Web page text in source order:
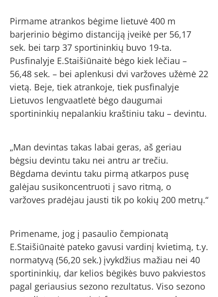
Pirmame atrankos bėgime lietuvė 400 m
barjerinio bėgimo distanciją įveikė per 56,17
sek. bei tarp 37 sportininkių buvo 19-ta.
Pusfinalyje E.Staišiūnaitė bėgo kiek lėčiau –
56,48 sek. – bei aplenkusi dvi varžoves užėmė 22
vietą. Beje, tiek atrankoje, tiek pusfinalyje
Lietuvos lengvaatletė bėgo daugumai
sportininkių nepalankiu kraštiniu taku – devintu.
„Man devintas takas labai geras, aš geriau
bėgsiu devintu taku nei antru ar trečiu.
Bėgdama devintu taku pirmą atkarpos pusę
galėjau susikoncentruoti į savo ritmą, o
varžoves pradėjau jausti tik po kokių 200 metrų.“
Primename, jog į pasaulio čempionatą
E.Staišiūnaitė pateko gavusi vardinį kvietimą, t.y.
normatyvą (56,20 sek.) įvykdžius mažiau nei 40
sportininkių, dar kelios bėgikės buvo pakviestos
pagal geriausius sezono rezultatus. Viso sezono